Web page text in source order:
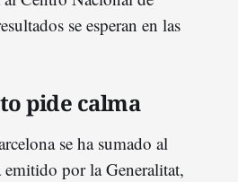
se esperan en las
pide calma
se ha sumado al
por la Generalitat,